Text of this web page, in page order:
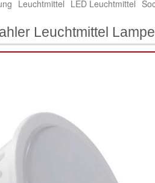
Leuchtmittel LED Leuchtmittel
Leuchtmittel